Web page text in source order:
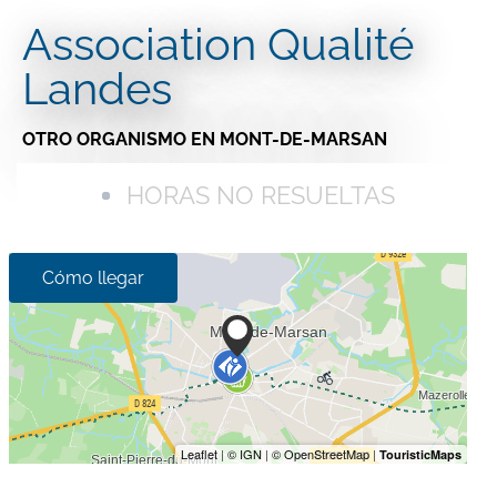
Association Qualité
Landes
OTRO ORGANISMO EN MONT-DE-MARSAN
HORAS NO RESUELTAS
Cómo llegar